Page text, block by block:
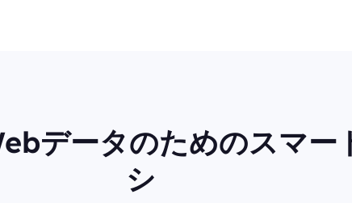
データのためのスマー
シ